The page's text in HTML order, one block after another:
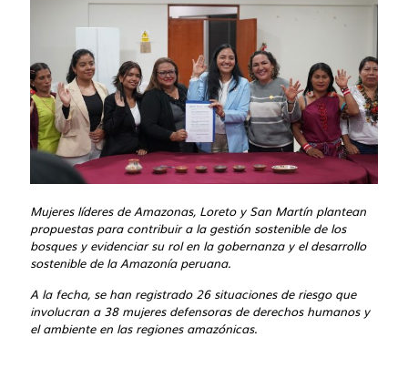
Mujeres líderes de Amazonas, Loreto y San Martín plantean
propuestas para contribuir a la gestión sostenible de los
bosques y evidenciar su rol en la gobernanza y el desarrollo
sostenible de la Amazonía peruana.
A la fecha, se han registrado 26 situaciones de riesgo que
involucran a 38 mujeres defensoras de derechos humanos y
el ambiente en las regiones amazónicas.